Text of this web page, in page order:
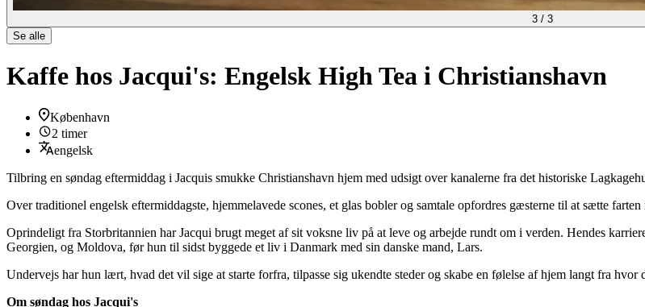
3 / 3
Se alle
Kaffe hos Jacqui's: Engelsk High Tea i Christianshavn
København
2 timer
engelsk
Tilbring en søndag eftermiddag i Jacquis smukke Christianshavn hjem med udsigt over kanalerne fra det historiske
Over traditionel engelsk eftermiddagste, hjemmelavede scones, et glas bobler og samtale opfordres gæsterne til at sætte
Oprindeligt fra Storbritannien har Jacqui brugt meget af sit voksne liv på at leve og arbejde rundt om i verden. Hendes
Georgien, og Moldova, før hun til sidst byggede et liv i Danmark med sin danske mand, Lars.
Undervejs har hun lært, hvad det vil sige at starte forfra, tilpasse sig ukendte steder og skabe en følelse af hjem langt fra hvor
Om søndag hos Jacqui's